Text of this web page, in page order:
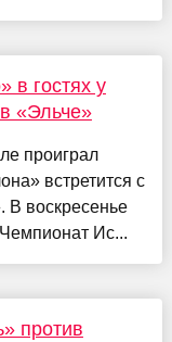
в гостях у
«Эльче»
проиграл
встретится с
В воскресенье
Ис...
против